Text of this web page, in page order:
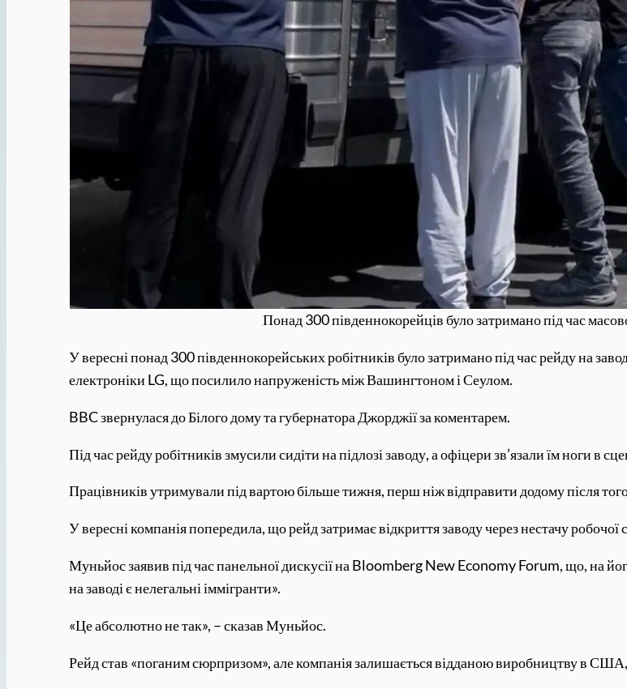
Понад 300 південнокорейців було затримано під час
У вересні понад 300 південнокорейських робітників було затримано під час рейду на
електроніки LG, що посилило напруженість між Вашингтоном і Сеулом.
BBC звернулася до Білого дому та губернатора Джорджії за коментарем.
Під час рейду робітників змусили сидіти на підлозі заводу, а офіцери зв’язали їм ноги в
Працівників утримували під вартою більше тижня, перш ніж відправити додому після
У вересні компанія попередила, що рейд затримає відкриття заводу через нестачу робочої
Муньйос заявив під час панельної дискусії на Bloomberg New Economy Forum, що, на
на заводі є нелегальні іммігранти».
«Це абсолютно не так», – сказав Муньйос.
Рейд став «поганим сюрпризом», але компанія залишається відданою виробництву в США,